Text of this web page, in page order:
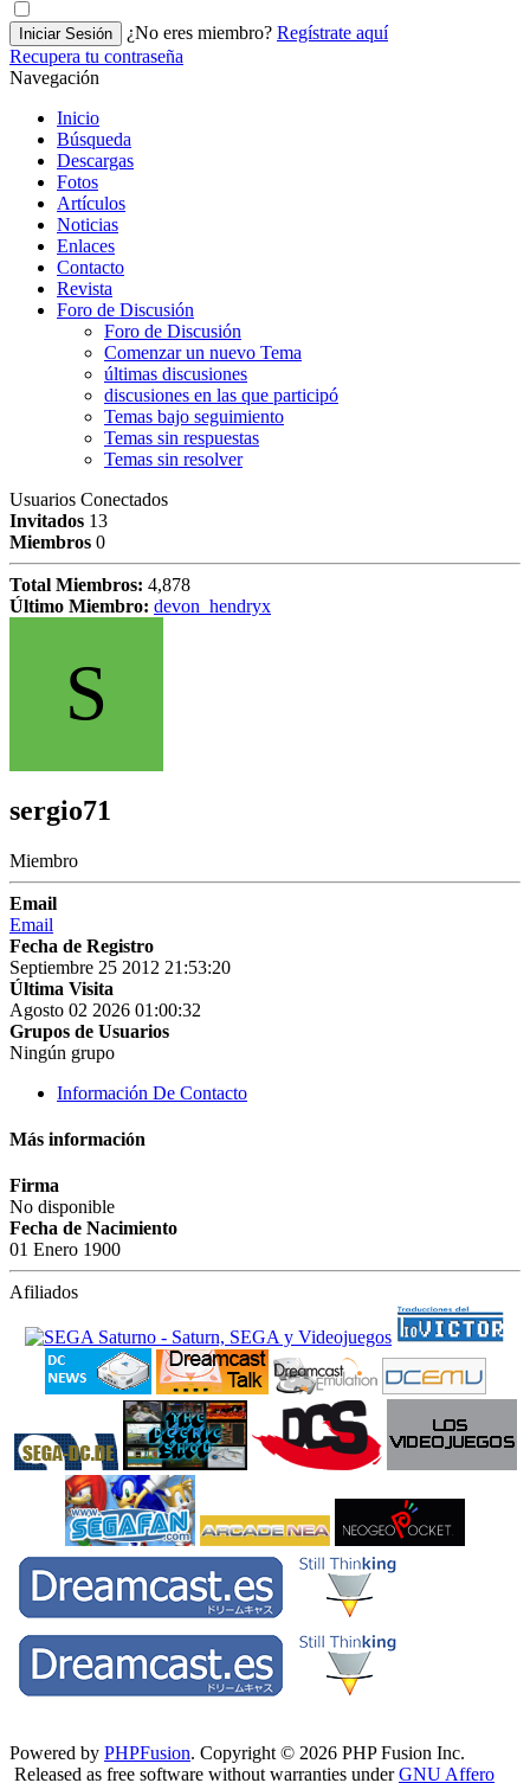
Iniciar Sesión ¿No eres miembro? Regístrate aquí
Recupera tu contraseña
Navegación
Inicio
Búsqueda
Descargas
Fotos
Artículos
Noticias
Enlaces
Contacto
Revista
Foro de Discusión
Foro de Discusión
Comenzar un nuevo Tema
últimas discusiones
discusiones en las que participó
Temas bajo seguimiento
Temas sin respuestas
Temas sin resolver
Usuarios Conectados
Invitados 13
Miembros 0
Total Miembros: 4,878
Último Miembro: devon_hendryx
S
sergio71
Miembro
Email
Email
Fecha de Registro
Septiembre 25 2012 21:53:20
Última Visita
Agosto 02 2026 01:00:32
Grupos de Usuarios
Ningún grupo
Información De Contacto
Más información
Firma
No disponible
Fecha de Nacimiento
01 Enero 1900
Afiliados
Powered by PHPFusion. Copyright © 2026 PHP Fusion Inc.
Released as free software without warranties underGNU Affero